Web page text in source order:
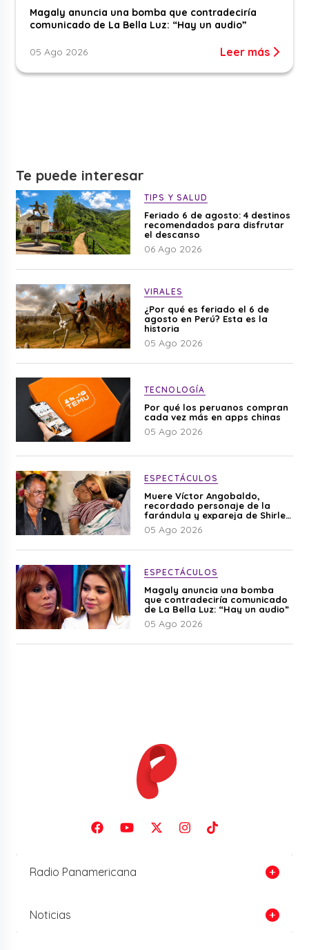
Magaly anuncia una bomba que contradeciría
comunicado de La Bella Luz: “Hay un audio”
05 Ago 2026 Leer más
Te puede interesar
TIPS Y SALUD
Feriado 6 de agosto: 4 destinos
recomendados para disfrutar
el descanso
06 Ago 2026
VIRALES
¿Por qué es feriado el 6 de
agosto en Perú? Esta es la
historia
05 Ago 2026
TECNOLOGÍA
Por qué los peruanos compran
cada vez más en apps chinas
05 Ago 2026
ESPECTÁCULOS
Muere Víctor Angobaldo,
recordado personaje de la
farándula y expareja de Shirley
Cherres
05 Ago 2026
ESPECTÁCULOS
Magaly anuncia una bomba
que contradeciría comunicado
de La Bella Luz: “Hay un audio”
05 Ago 2026
Radio Panamericana
Noticias